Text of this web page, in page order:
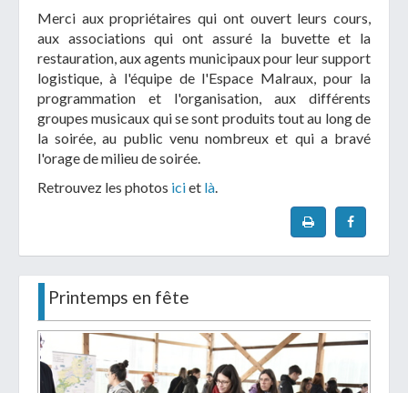
Merci aux propriétaires qui ont ouvert leurs cours,
aux associations qui ont assuré la buvette et la
restauration, aux agents municipaux pour leur support
logistique, à l'équipe de l'Espace Malraux, pour la
programmation et l'organisation, aux différents
groupes musicaux qui se sont produits tout au long de
la soirée, au public venu nombreux et qui a bravé
l'orage de milieu de soirée.
Retrouvez les photos iciet là.
Printemps en fête